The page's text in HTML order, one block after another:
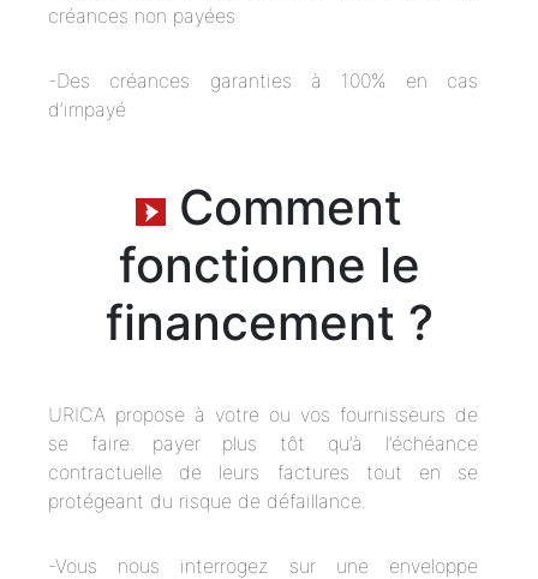
créances non payées
-Des créances garanties à 100% en cas
d’impayé
Comment
fonctionne le
financement ?
URICA propose à votre ou vos fournisseurs de
se faire payer plus tôt qu’à l’échéance
contractuelle de leurs factures tout en se
protégeant du risque de défaillance.
-Vous nous interrogez sur une enveloppe